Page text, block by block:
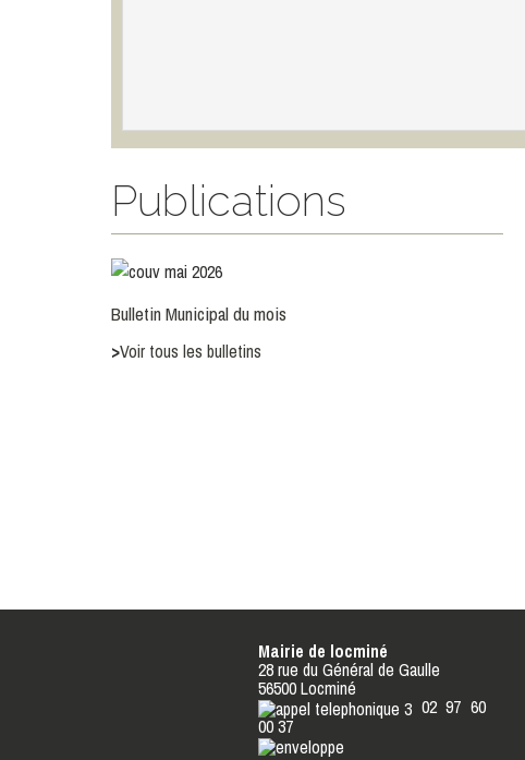
Publications
Bulletin Municipal du mois
>Voir tous les bulletins
Mairie de locminé
28 rue du Général de Gaulle
56500 Locminé
02 97 60
00 37